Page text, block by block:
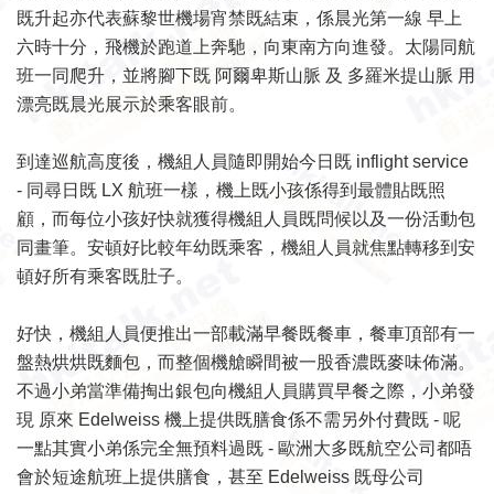
既升起亦代表蘇黎世機場宵禁既結束，係晨光第一線 早上
六時十分，飛機於跑道上奔馳，向東南方向進發。太陽同航
班一同爬升，並將腳下既 阿爾卑斯山脈 及 多羅米提山脈 用
漂亮既晨光展示於乘客眼前。
到達巡航高度後，機組人員隨即開始今日既 inflight service
- 同尋日既 LX 航班一樣，機上既小孩係得到最體貼既照
顧，而每位小孩好快就獲得機組人員既問候以及一份活動包
同畫筆。安頓好比較年幼既乘客，機組人員就焦點轉移到安
頓好所有乘客既肚子。
好快，機組人員便推出一部載滿早餐既餐車，餐車頂部有一
盤熱烘烘既麵包，而整個機艙瞬間被一股香濃既麥味佈滿。
不過小弟當準備掏出銀包向機組人員購買早餐之際，小弟發
現 原來 Edelweiss 機上提供既膳食係不需另外付費既 - 呢
一點其實小弟係完全無預料過既 - 歐洲大多既航空公司都唔
會於短途航班上提供膳食，甚至 Edelweiss 既母公司